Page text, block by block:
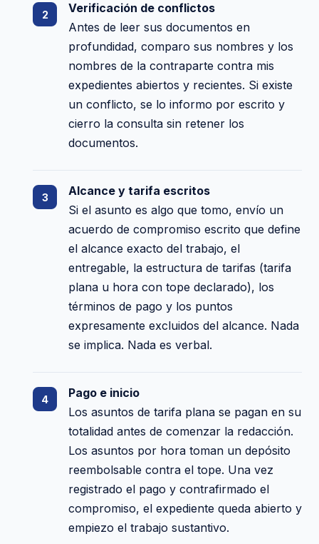
Verificación de conflictos
Antes de leer sus documentos en
profundidad, comparo sus nombres y los
nombres de la contraparte contra mis
expedientes abiertos y recientes. Si existe
un conflicto, se lo informo por escrito y
cierro la consulta sin retener los
documentos.
Alcance y tarifa escritos
Si el asunto es algo que tomo, envío un
acuerdo de compromiso escrito que define
el alcance exacto del trabajo, el
entregable, la estructura de tarifas (tarifa
plana u hora con tope declarado), los
términos de pago y los puntos
expresamente excluidos del alcance. Nada
se implica. Nada es verbal.
Pago e inicio
Los asuntos de tarifa plana se pagan en su
totalidad antes de comenzar la redacción.
Los asuntos por hora toman un depósito
reembolsable contra el tope. Una vez
registrado el pago y contrafirmado el
compromiso, el expediente queda abierto y
empiezo el trabajo sustantivo.